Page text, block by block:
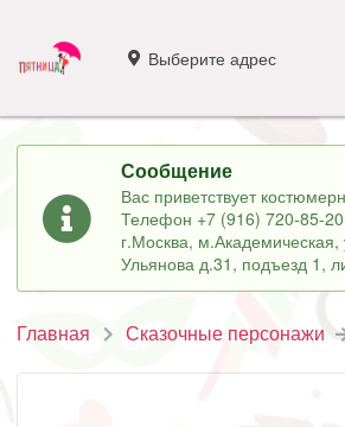
Выберите адрес
Сообщение
Вас приветствует
Телефон +7 (916) 720-85-
г.Москва,
Ульянова д.31, подъезд 1,
Главная Сказочные персонажи